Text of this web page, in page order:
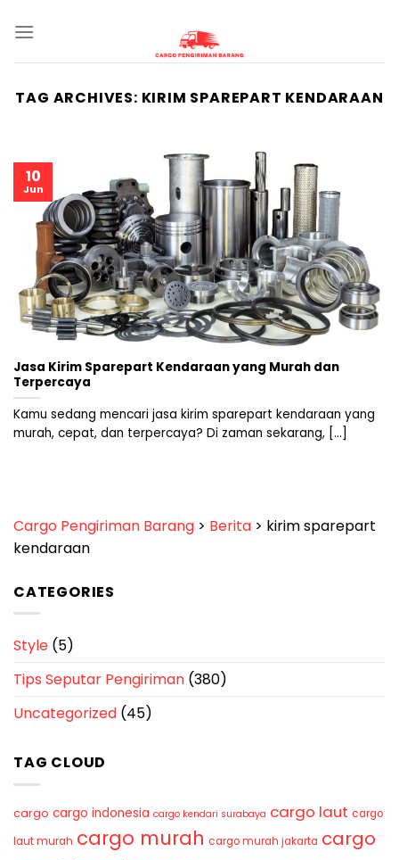
TAG ARCHIVES: KIRIM SPAREPART KENDARAAN
Jasa Kirim Sparepart Kendaraan yang Murah dan
Terpercaya
Kamu sedang mencari jasa kirim sparepart kendaraan yang
murah, cepat, dan terpercaya? Di zaman sekarang, [...]
10
Jun
Cargo Pengiriman Barang > Berita > kirim sparepart
kendaraan
CATEGORIES
Style (5)
Tips Seputar Pengiriman (380)
Uncategorized (45)
TAG CLOUD
cargo cargo indonesia cargo kendari surabaya cargo laut cargo
laut murah cargo murah cargo murah jakarta cargo